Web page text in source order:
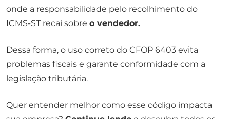
onde a responsabilidade pelo recolhimento do
ICMS-ST recai sobre o vendedor.
Dessa forma, o uso correto do CFOP 6403 evita
problemas fiscais e garante conformidade com a
legislação tributária.
Quer entender melhor como esse código impacta